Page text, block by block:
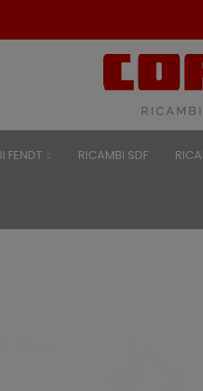
FENDT RICAMBI SDF